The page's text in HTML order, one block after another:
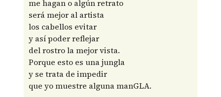
me hagan o algún retrato
será mejor al artista
los cabellos evitar
y así poder reflejar
del rostro la mejor vista.
Porque esto es una jungla
y se trata de impedir
que yo muestre alguna manGLA.